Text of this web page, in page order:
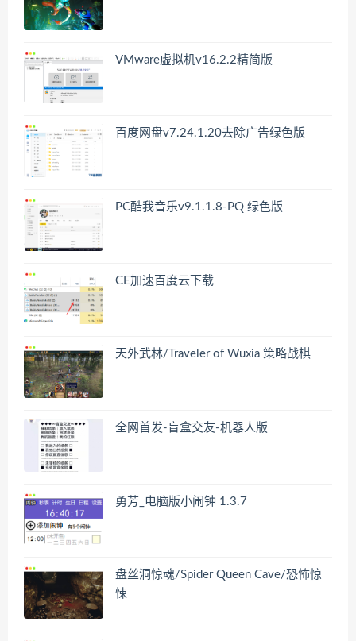
VMware虚拟机v16.2.2精简版
百度网盘v7.24.1.20去除广告绿色版
PC酷我音乐v9.1.1.8-PQ 绿色版
CE加速百度云下载
天外武林/Traveler of Wuxia 策略战棋
全网首发-盲盒交友-机器人版
勇芳_电脑版小闹钟 1.3.7
盘丝洞惊魂/Spider Queen Cave/恐怖惊
悚